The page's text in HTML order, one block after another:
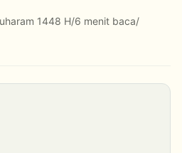
1448 H/6 menit baca/